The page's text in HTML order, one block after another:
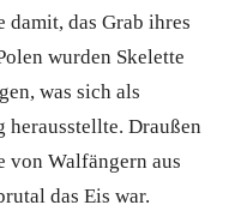
damit, das Grab ihres
wurden Skelette
was sich als
Draußen
von Walfängern aus
das Eis war.